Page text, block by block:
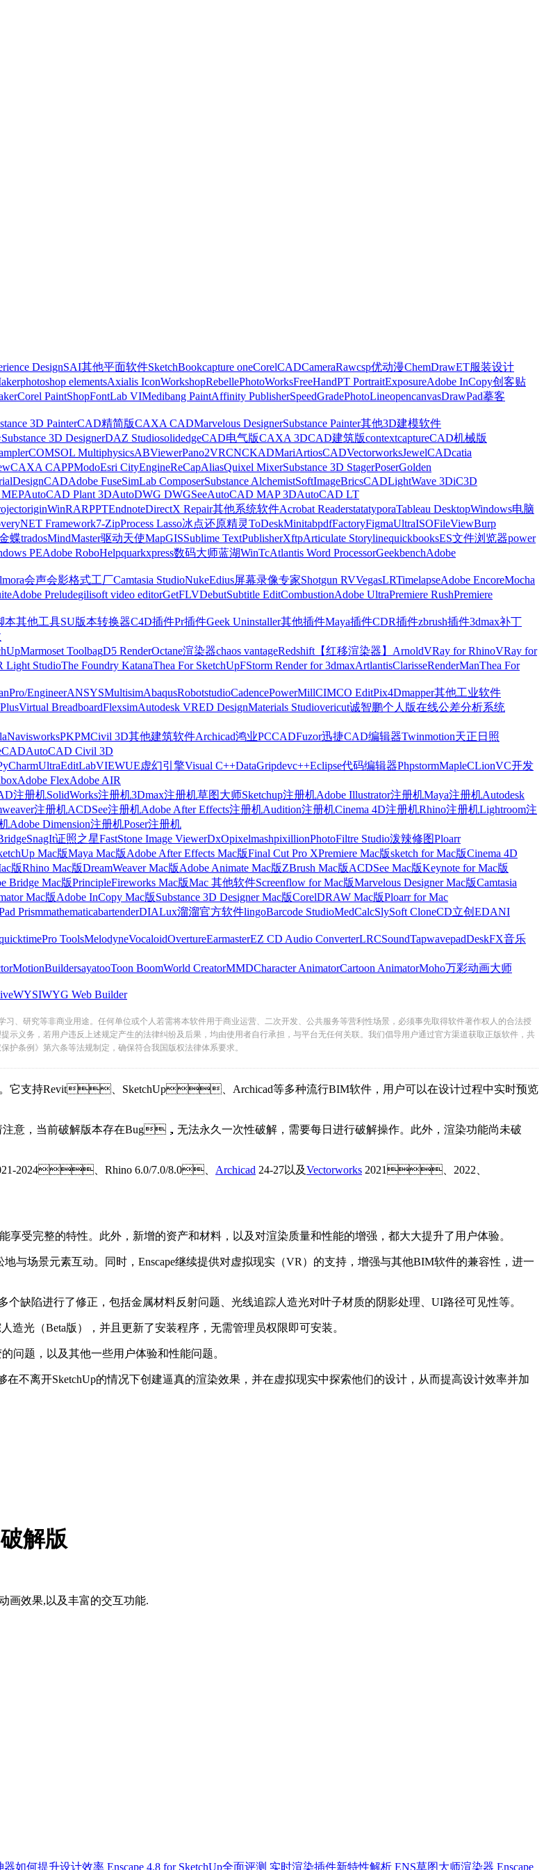
DesignSAI其他平面软件SketchBookcapture oneCorelCADCameraRawcsp优动漫ChemDrawET服装设计
photoshop elementsAxialis IconWorkshopRebellePhotoWorksFreeHandPT PortraitExposureAdobe InCopy创客贴
Corel PaintShopFontLab VIMedibang PaintAffinity PublisherSpeedGradePhotoLineopencanvasDrawPad摹客
3D PainterCAD精简版CAXA CADMarvelous DesignerSubstance Painter其他3D建模软件
Substance 3D DesignerDAZ StudiosolidedgeCAD电气版CAXA 3DCAD建筑版contextcaptureCAD机械版
COMSOL MultiphysicsABViewerPano2VRCNCKADMariArtiosCADVectorworksJewelCADcatia
CAXA CAPPModoEsri CityEngineReCapAliasQuixel MixerSubstance 3D StagerPoserGolden
DesignCADAdobe FuseSimLab ComposerSubstance AlchemistSoftImageBricsCADLightWave 3DiC3D
AutoCAD Plant 3DAutoDWG DWGSeeAutoCAD MAP 3DAutoCAD LT
originWinRARPPTEndnoteDirectX Repair其他系统软件Acrobat ReaderstatatyporaTableau DesktopWindows电脑
NET Framework7-ZipProcess Lasso冰点还原精灵ToDeskMinitabpdfFactoryFigmaUltraISOFileViewBurp
蝶tradosMindMaster驱动天使MapGISSublime TextPublisherXftpArticulate StorylinequickbooksES文件浏览器power
PEAdobe RoboHelpquarkxpress数码大师蓝湖WinTcAtlantis Word ProcessorGeekbenchAdobe
会声会影格式工厂Camtasia StudioNukeEdius屏幕录像专家Shotgun RVVegasLRTimelapseAdobe EncoreMocha
Adobe Preludegilisoft video editorGetFLVDebutSubtitle EditCombustionAdobe UltraPremiere RushPremiere
本其他工具SU版本转换器C4D插件Pr插件Geek Uninstaller其他插件Maya插件CDR插件zbrush插件3dmax补丁
Marmoset ToolbagD5 RenderOctane渲染器chaos vantageRedshift【红移渲染器】 ArnoldVRay for RhinoVRay for
Light StudioThe Foundry KatanaThea For SketchUpFStorm Render for 3dmaxArtlantisClarisseRenderManThea For
Pro/EngineerANSYSMultisimAbaqusRobotstudioCadencePowerMillCIMCO EditPix4Dmapper其他工业软件
Virtual BreadboardFlexsimAutodesk VRED DesignMaterials Studiovericut诚智鹏个人版在线公差分析系统
NavisworksPKPMCivil 3D其他建筑软件Archicad鸿业PCCADFuzor迅捷CAD编辑器Twinmotion天正日照
AutoCAD Civil 3D
UltraEditLabVIEWUE虚幻引擎Visual C++DataGripdevc++Eclipse代码编辑器PhpstormMapleCLionVC开发
Adobe FlexAdobe AIR
注册机SolidWorks注册机3Dmax注册机草图大师Sketchup注册机Adobe Illustrator注册机Maya注册机Autodesk
注册机ACDSee注册机Adobe After Effects注册机Audition注册机Cinema 4D注册机Rhino注册机Lightroom注
Adobe Dimension注册机Poser注册机
SnagIt证照之星FastStone Image ViewerDxOpixelmashpixillionPhotoFiltre Studio泼辣修图Ploarr
Mac版Maya Mac版Adobe After Effects Mac版Final Cut Pro XPremiere Mac版sketch for Mac版Cinema 4D
版Rhino Mac版DreamWeaver Mac版Adobe Animate Mac版ZBrush Mac版ACDSee Mac版Keynote for Mac版
Bridge Mac版PrincipleFireworks Mac版Mac 其他软件Screenflow for Mac版Marvelous Designer Mac版Camtasia
Mac版Adobe InCopy Mac版Substance 3D Designer Mac版CorelDRAW Mac版Ploarr for Mac
PrismmathematicabartenderDIALux溜溜官方软件lingoBarcode StudioMedCalcSlySoft CloneCD立创EDANI
Pro ToolsMelodyneVocaloidOvertureEarmasterEZ CD Audio ConverterLRCSoundTapwavepadDeskFX音乐
MotionBuildersayatooToon BoomWorld CreatorMMDCharacter AnimatorCartoon AnimatorMoho万彩动画大师
WYSIWYG Web Builder
、研究等非商业用途。任何单位或个人若需将本软件用于商业运营、二次开发、公共服务等营利性场景，必须事先取得软件著作权人的合法授
义务，若用户违反上述规定产生的法律纠纷及后果，均由使用者自行承担，与平台无任何关联。我们倡导用户通过官方渠道获取正版软件，共
护条例》第六条等法规制定，确保符合我国版权法律体系要求。
。它支持Revit、SketchUp、Archicad等多种流行BIM软件，用户可以在设计过程中实时预览
意，当前破解版本存在Bug，无法永久一次性破解，需要每日进行破解操作。此外，渲染功能尚未破
2021-2024、Rhino 6.0/7.0/8.0、 Archicad 24-27以及Vectorworks 2021、2022、
受完整的特性。此外，新增的资产和材料，以及对渲染质量和性能的增强，都大大提升了用户体验。
与场景元素互动。同时，Enscape继续提供对虚拟现实（VR）的支持，增强与其他BIM软件的兼容性，进一
缺陷进行了修正，包括金属材料反射问题、光线追踪人造光对叶子材质的阴影处理、UI路径可见性等。
版），并且更新了安装程序，无需管理员权限即可安装。
问题，以及其他一些用户体验和性能问题。
不离开SketchUp的情况下创建逼真的渲染效果，并在虚拟现实中探索他们的设计，从而提高设计效率并加
解版
画效果,以及丰富的交互功能.
器如何提升设计效率 Enscape 4.8 for SketchUp全面评测 实时渲染插件新特性解析 ENS草图大师渲染器 Enscape